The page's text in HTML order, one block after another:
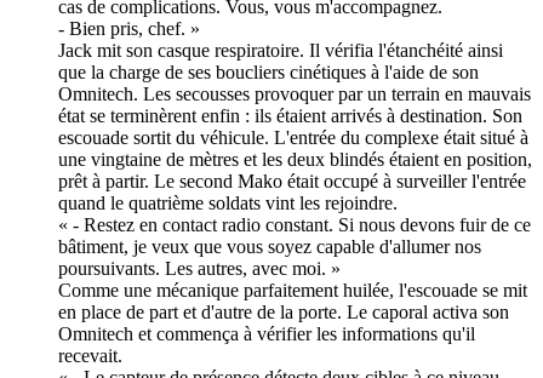
cas de complications. Vous, vous m'accompagnez.
- Bien pris, chef. »
Jack mit son casque respiratoire. Il vérifia l'étanchéité ainsi
que la charge de ses boucliers cinétiques à l'aide de son
Omnitech. Les secousses provoquer par un terrain en mauvais
état se terminèrent enfin : ils étaient arrivés à destination. Son
escouade sortit du véhicule. L'entrée du complexe était situé à
une vingtaine de mètres et les deux blindés étaient en position,
prêt à partir. Le second Mako était occupé à surveiller l'entrée
quand le quatrième soldats vint les rejoindre.
« - Restez en contact radio constant. Si nous devons fuir de ce
bâtiment, je veux que vous soyez capable d'allumer nos
poursuivants. Les autres, avec moi. »
Comme une mécanique parfaitement huilée, l'escouade se mit
en place de part et d'autre de la porte. Le caporal activa son
Omnitech et commença à vérifier les informations qu'il
recevait.